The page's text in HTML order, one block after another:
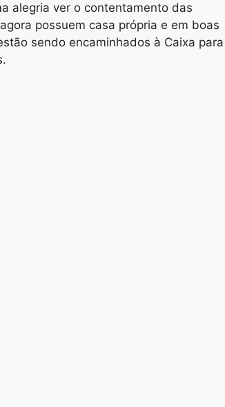
alegria ver o contentamento das
possuem casa própria e em boas
sendo encaminhados à Caixa para